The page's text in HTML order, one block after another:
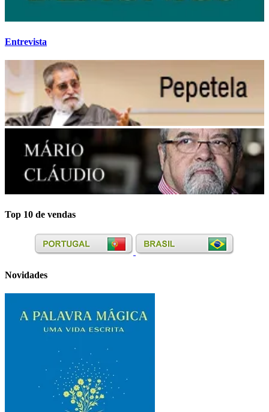
Entrevista
Top 10 de vendas
Novidades